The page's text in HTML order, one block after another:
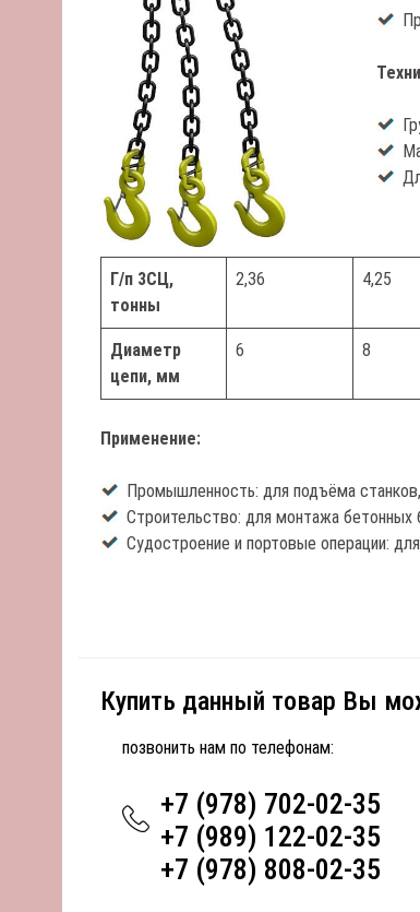
Г/п 3СЦ,
тонны
2,36 4,25
Диаметр
цепи, мм
6 8
Применение:
Промышленность: для подъёма
Строительство: для монтажа бетонных
Судостроение и портовые операции:
Купить данный товар Вы
позвонить нам по телефонам:
+7 (978) 702-02-35
+7 (989) 122-02-35
+7 (978) 808-02-35